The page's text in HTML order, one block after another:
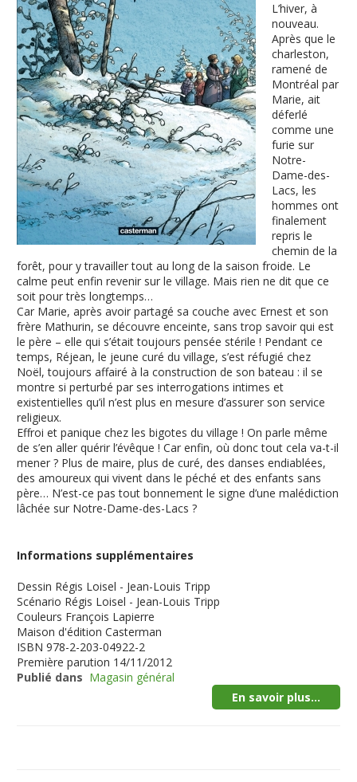
L’hiver, à
nouveau.
Après que le
charleston,
ramené de
Montréal par
Marie, ait
déferlé
comme une
furie sur
Notre-
Dame-des-
Lacs, les
hommes ont
finalement
repris le
chemin de la
forêt, pour y travailler tout au long de la saison froide. Le
calme peut enfin revenir sur le village. Mais rien ne dit que ce
soit pour très longtemps…
Car Marie, après avoir partagé sa couche avec Ernest et son
frère Mathurin, se découvre enceinte, sans trop savoir qui est
le père – elle qui s’était toujours pensée stérile ! Pendant ce
temps, Réjean, le jeune curé du village, s’est réfugié chez
Noël, toujours affairé à la construction de son bateau : il se
montre si perturbé par ses interrogations intimes et
existentielles qu’il n’est plus en mesure d’assurer son service
religieux.
Effroi et panique chez les bigotes du village ! On parle même
de s’en aller quérir l’évêque ! Car enfin, où donc tout cela va-t-il
mener ? Plus de maire, plus de curé, des danses endiablées,
des amoureux qui vivent dans le péché et des enfants sans
père… N’est-ce pas tout bonnement le signe d’une malédiction
lâchée sur Notre-Dame-des-Lacs ?
Informations supplémentaires
Dessin Régis Loisel - Jean-Louis Tripp
Scénario Régis Loisel - Jean-Louis Tripp
Couleurs François Lapierre
Maison d'édition Casterman
ISBN 978-2-203-04922-2
Première parution 14/11/2012
Publié dans Magasin général
En savoir plus...